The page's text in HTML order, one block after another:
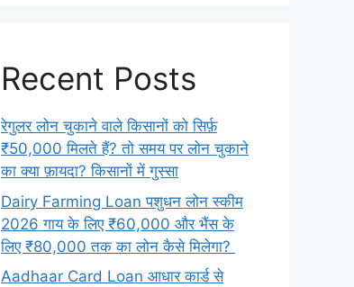
Recent Posts
रेगुलर लोन चुकाने वाले किसानों को सिर्फ़
₹50,000 मिलते हैं? तो समय पर लोन चुकाने
का क्या फ़ायदा? किसानों में गुस्सा
Dairy Farming Loan पशुधन लोन स्कीम
2026 गाय के लिए ₹60,000 और भैंस के
लिए ₹80,000 तक का लोन कैसे मिलेगा?
Aadhaar Card Loan आधार कार्ड से